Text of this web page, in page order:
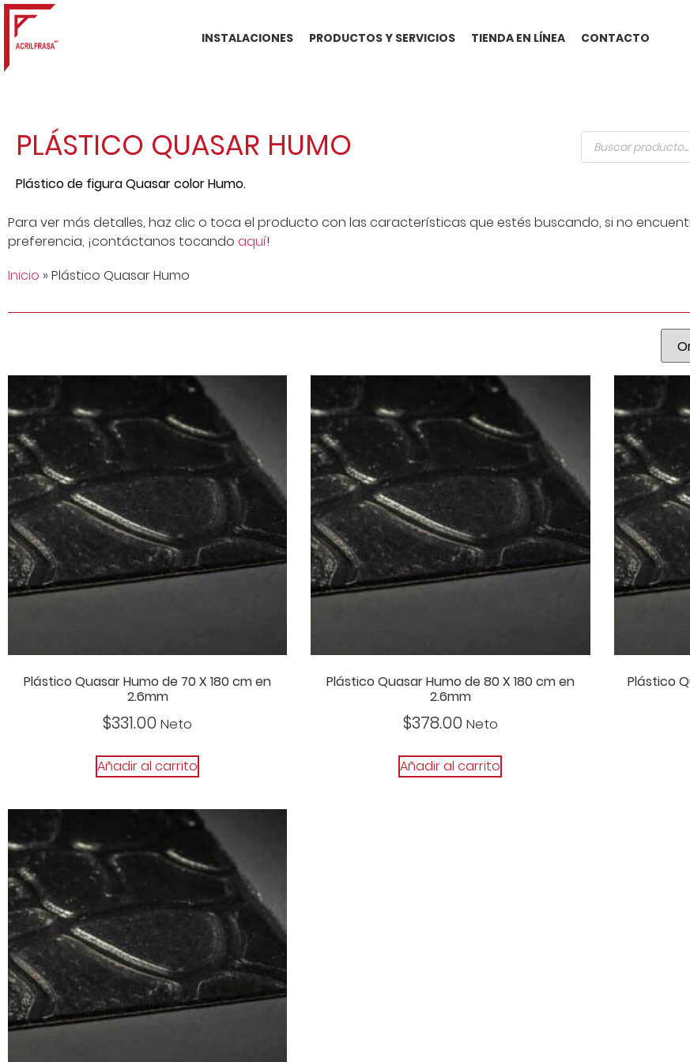
INSTALACIONES PRODUCTOS Y SERVICIOS TIENDA EN LÍNEA CONTACTO
PLÁSTICO QUASAR HUMO
Plástico de figura Quasar color Humo.
Para ver más detalles, haz clic o toca el producto con las características que estés buscando, si no
preferencia, ¡contáctanos tocando aquí!
Inicio » Plástico Quasar Humo
Plástico Quasar Humo de 70 X 180 cm en
2.6mm
$331.00 Neto
Añadir al carrito
Plástico Quasar Humo de 80 X 180 cm en
2.6mm
$378.00 Neto
Añadir al carrito
Plástico